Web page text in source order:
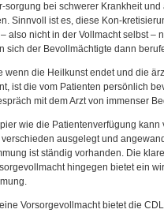
sorgung bei schwerer Krankheit und
Sinnvoll ist es, diese Kon-
also nicht in der Vollmacht selbst –
sich der Bevollmächtigte dann
wenn die Heilkunst endet und die
ist die vom Patienten persönlich
mit dem Arzt von immenser
wie die Patientenverfügung kann
ausgelegt und
ist ständig vorhanden. Die klare
hingegen bietet ein
Vorsorgevollmacht bietet die